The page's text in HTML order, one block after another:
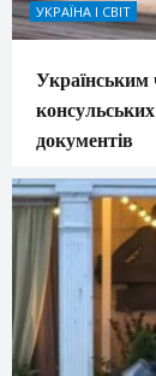
УКРАЇНА І СВІТ
Українським
документів